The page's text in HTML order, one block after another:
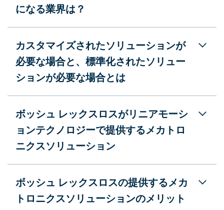
になる業界は？
カスタマイズされたソリューションが
必要な場合と、標準化されたソリュー
ションが必要な場合とは
ボッシュ レックスロスがリニアモーシ
ョンテクノロジーで提供するメカトロ
ニクスソリューション
ボッシュ レックスロスの提供するメカ
トロニクスソリューションのメリット